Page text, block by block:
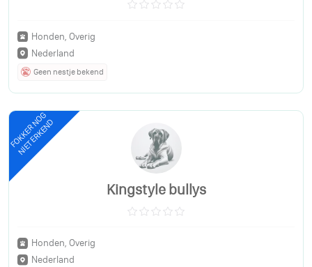
Honden, Overig
Nederland
Geen nestje bekend
FOKKER NOG
NIET ERKEND
Kingstyle bullys
Honden, Overig
Nederland